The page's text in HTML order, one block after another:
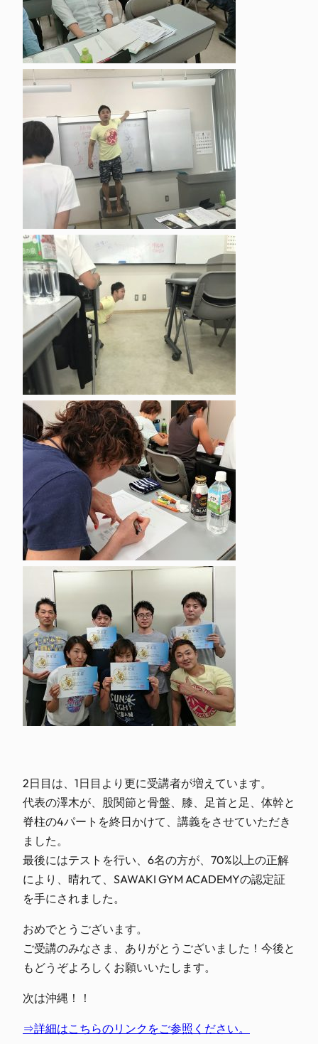
2日目は、1日目より更に受講者が増えています。
代表の澤木が、股関節と骨盤、膝、足首と足、体幹と
脊柱の4パートを終日かけて、講義をさせていただき
ました。
最後にはテストを行い、6名の方が、70%以上の正解
により、晴れて、SAWAKI GYM ACADEMYの認定証
を手にされました。
おめでとうございます。
ご受講のみなさま、ありがとうございました！今後と
もどうぞよろしくお願いいたします。
次は沖縄！！
⇒詳細はこちらのリンクをご参照ください。